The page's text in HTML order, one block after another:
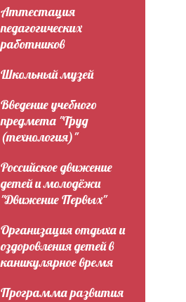
Аттестация
педагогических
работников
Школьный музей
Введение учебного
предмета "Труд
(технология)"
Российское движение
детей и молодёжи
"Движение Первых"
Организация отдыха и
оздоровления детей в
каникулярное время
Программа развития